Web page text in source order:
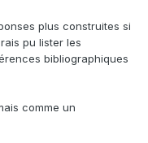
plus construites si
pu lister les
bibliographiques
comme un